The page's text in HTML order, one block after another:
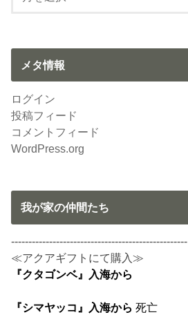
メタ情報
ログイン
投稿フィード
コメントフィード
WordPress.org
我が家の仲間たち
---------------------------------------------------
≪アクアギフトにて購入≫
『クタゴンベ』入海から
『シマヤッコ』入海から死亡